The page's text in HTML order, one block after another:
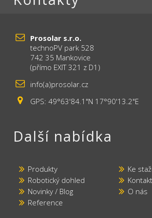
Prosolar s.r.o.
technoPV park 528
742 35 Mankovice
(přímo EXIT 321 z D1)
info(a)prosolar.cz
GPS: 49°63'84.1"N 17°90'13.2"E
Další nabídka
Produkty
Robotický dohled
Novinky / Blog
Reference
Ke
Kontakt
O nás